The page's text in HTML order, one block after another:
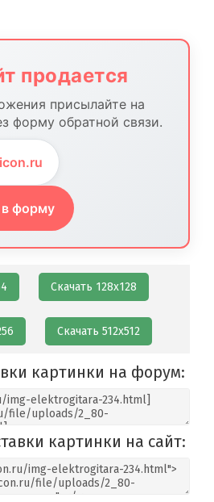
продается
присылайте на
форму обратной связи.
в форму
Скачать 128х128
Скачать 512х512
картинки на форум:
картинки на сайт: